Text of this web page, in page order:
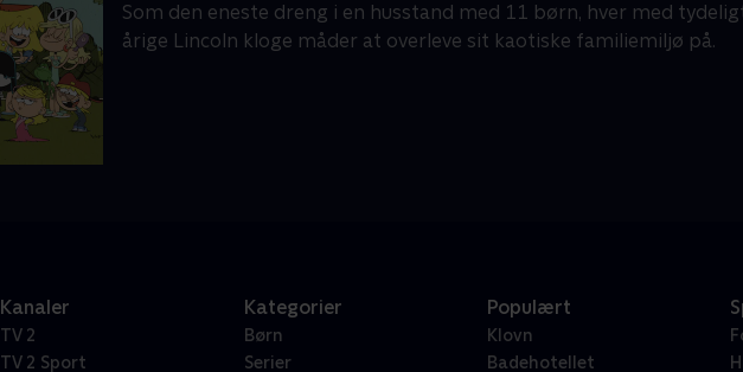
Som den eneste dreng i en husstand med 11 børn, hver med
årige Lincoln kloge måder at overleve sit kaotiske familiemiljø på.
Kanaler
TV 2
TV 2 Sport
Kategorier
Børn
Serier
Populært
Klovn
Badehotellet